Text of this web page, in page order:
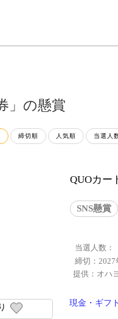
」の懸賞
締切順 人気順 当選人
QUOカー
SNS懸賞
当選人数：
締切：2027
提供：オハ
現金・ギフ